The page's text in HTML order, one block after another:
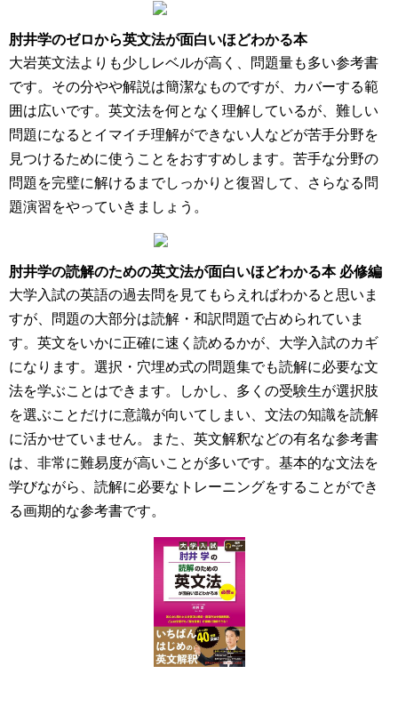
肘井学のゼロから英文法が面白いほどわかる本
大岩英文法よりも少しレベルが高く、問題量も多い参考書
です。その分やや解説は簡潔なものですが、カバーする範
囲は広いです。英文法を何となく理解しているが、難しい
問題になるとイマイチ理解ができない人などが苦手分野を
見つけるために使うことをおすすめします。苦手な分野の
問題を完璧に解けるまでしっかりと復習して、さらなる問
題演習をやっていきましょう。
肘井学の読解のための英文法が面白いほどわかる本 必修編
大学入試の英語の過去問を見てもらえればわかると思いま
すが、問題の大部分は読解・和訳問題で占められていま
す。英文をいかに正確に速く読めるかが、大学入試のカギ
になります。選択・穴埋め式の問題集でも読解に必要な文
法を学ぶことはできます。しかし、多くの受験生が選択肢
を選ぶことだけに意識が向いてしまい、文法の知識を読解
に活かせていません。また、英文解釈などの有名な参考書
は、非常に難易度が高いことが多いです。基本的な文法を
学びながら、読解に必要なトレーニングをすることができ
る画期的な参考書です。